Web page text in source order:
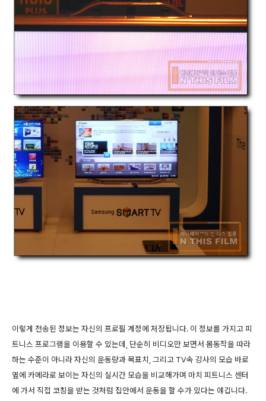
이렇게 전송된 정보는 자신의 프로필 계정에 저장됩니다. 이 정보를 가지고 피
트니스 프로그램을 이용할 수 있는데, 단순히 비디오만 보면서 몸동작을 따라
하는 수준이 아니라 자신의 운동량과 목표치, 그리고 TV속 강사의 모습 바로
옆에 카메라로 보이는 자신의 실시간 모습을 비교해가며 마치 피트니스 센터
에 가서 직접 코칭을 받는 것처럼 집안에서 운동을 할 수가 있다는 얘깁니다.